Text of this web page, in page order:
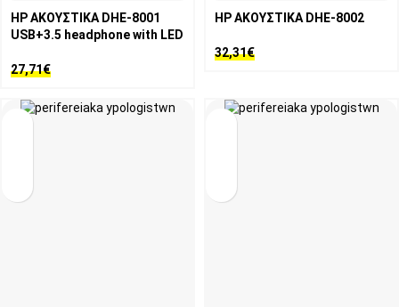
HP ΑΚΟΥΣΤΙΚΑ DHE-8001
USB+3.5 headphone with LED
27,71€
HP ΑΚΟΥΣΤΙΚΑ DHE-8002
32,31€